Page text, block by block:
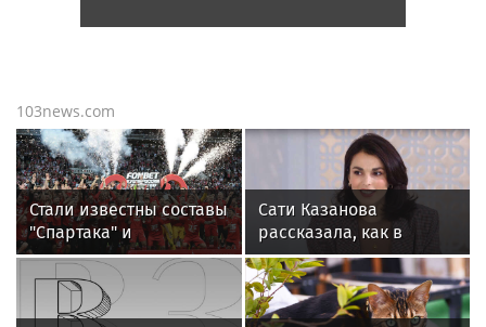
103news.com
Стали известны составы
"Спартака" и
"Оренбурга" на матч
Кубка России
Сати Казанова
рассказала, как в
России реагируют на
необычное имя ее
дочери